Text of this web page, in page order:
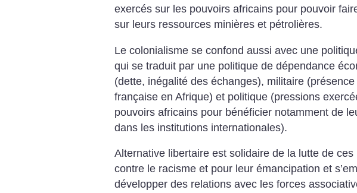
exercés sur les pouvoirs africains pour pouvoir
sur leurs ressources minières et pétrolières.
Le colonialisme se confond aussi avec une
qui se traduit par une politique de dépendance
(dette, inégalité des échanges), militaire (présence
française en Afrique) et politique (pressions
pouvoirs africains pour bénéficier notamment de
dans les institutions internationales).
Alternative libertaire est solidaire de la lutte de ces
contre le racisme et pour leur émancipation et
développer des relations avec les forces